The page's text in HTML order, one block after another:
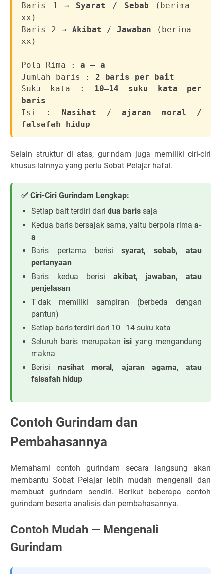
Baris 1 → Syarat / Sebab (berima -
xx)
Baris 2 → Akibat / Jawaban (berima -
xx)
Pola Rima : a — a
Jumlah baris : 2 baris per bait
Suku kata : 10–14 suku kata per
baris
Isi : Nasihat / ajaran moral /
falsafah hidup
Selain struktur di atas, gurindam juga memiliki ciri-ciri
khusus lainnya yang perlu Sobat Pelajar hafal.
✅ Ciri-Ciri Gurindam Lengkap:
Setiap bait terdiri dari dua baris saja
Kedua baris bersajak sama, yaitu berpola rima a-
a
Baris pertama berisisyarat, sebab, atau
pertanyaan
Baris kedua berisi akibat, jawaban, atau
penjelasan
Tidak memiliki sampiran (berbeda dengan
pantun)
Setiap baris terdiri dari 10–14 suku kata
Seluruh baris merupakan isi yang mengandung
makna
Berisinasihat moral, ajaran agama, atau
falsafah hidup
Contoh Gurindam dan
Pembahasannya
Memahami contoh gurindam secara langsung akan
membantu Sobat Pelajar lebih mudah mengenali dan
membuat gurindam sendiri. Berikut beberapa contoh
gurindam beserta analisis dan pembahasannya.
Contoh Mudah — Mengenali
Gurindam